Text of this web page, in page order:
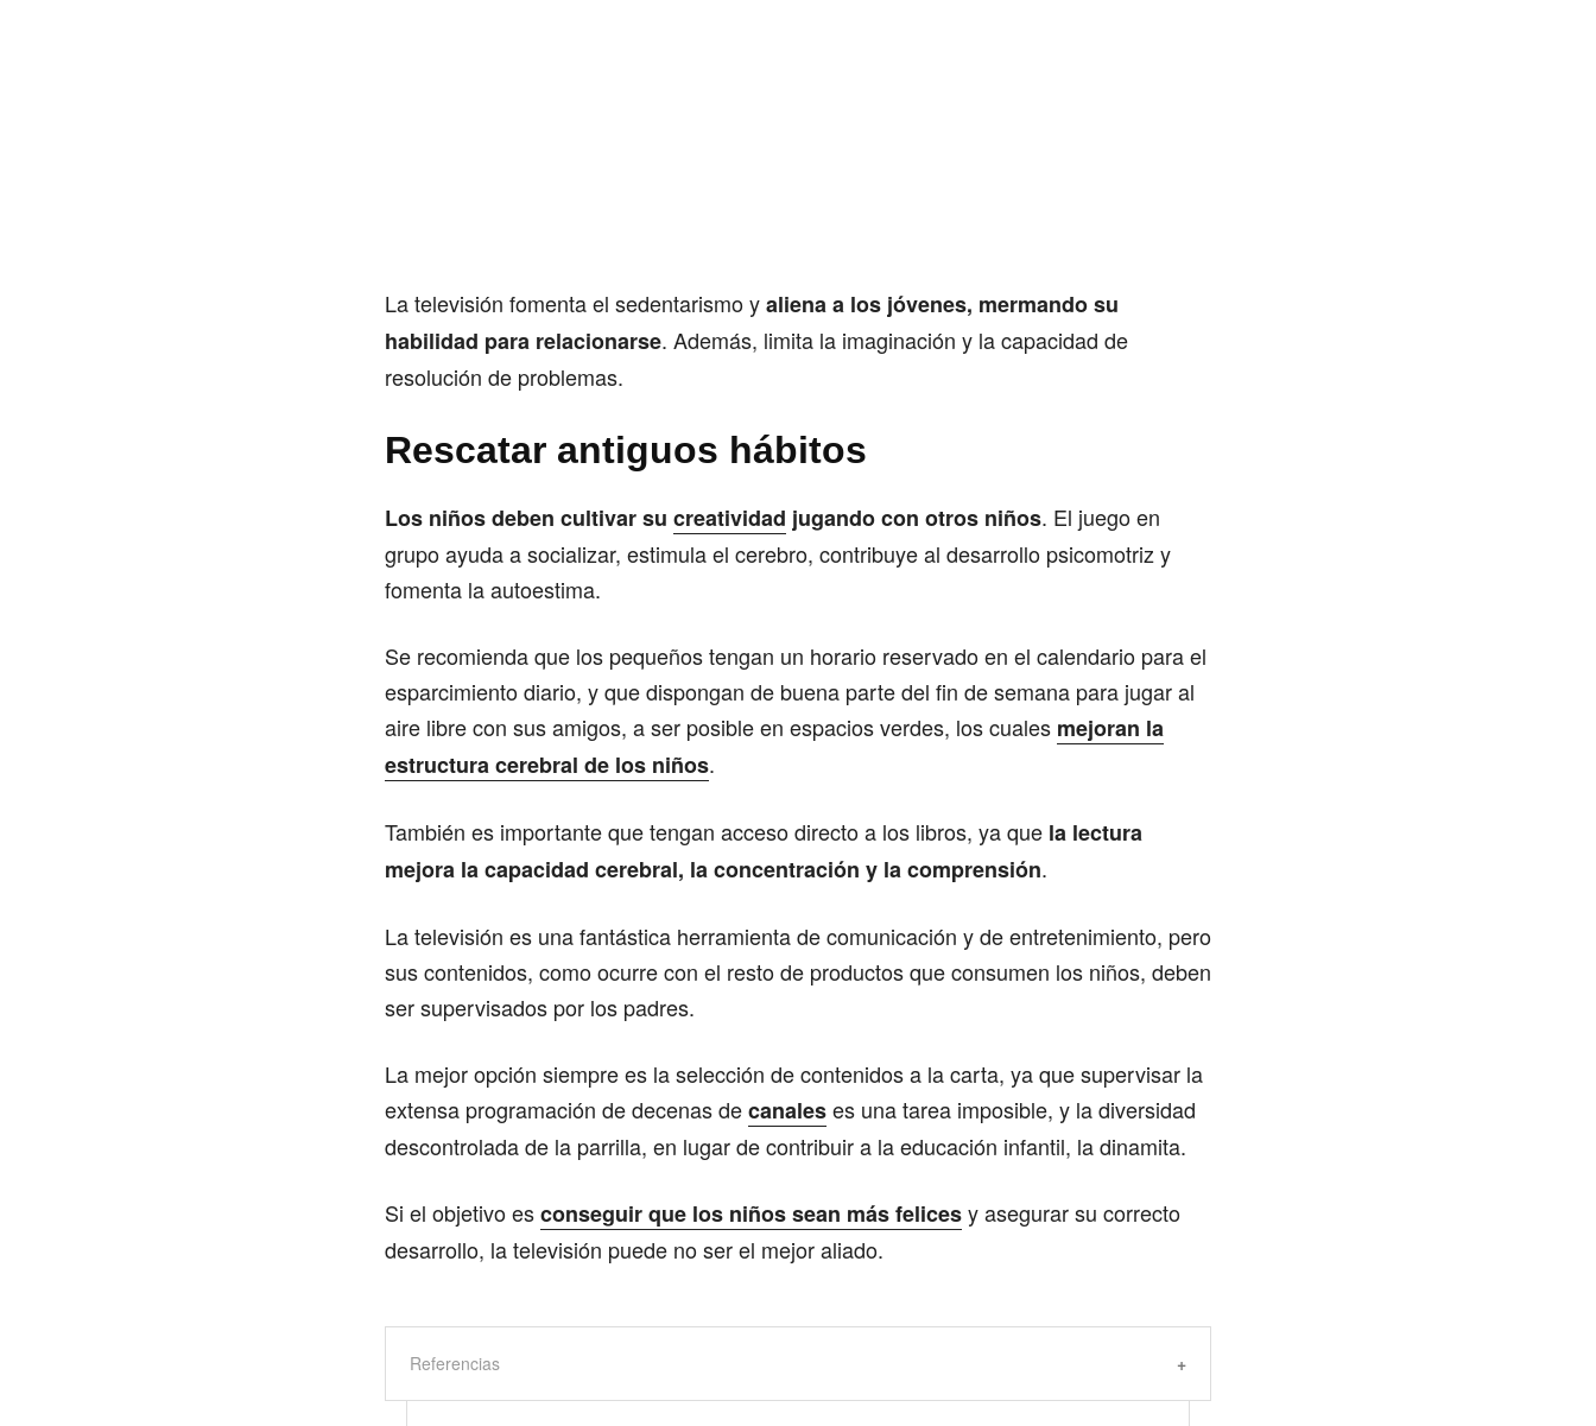
La televisión fomenta el sedentarismo yaliena a los jóvenes, mermando su
habilidad para relacionarse. Además, limita la imaginación y la capacidad de
resolución de problemas.
Rescatar antiguos hábitos
Los niños deben cultivar su creatividad jugando con otros niños. El juego en
grupo ayuda a socializar, estimula el cerebro, contribuye al desarrollo psicomotriz y
fomenta la autoestima.
Se recomienda que los pequeños tengan un horario reservado en el calendario para el
esparcimiento diario, y que dispongan de buena parte del fin de semana para jugar al
aire libre con sus amigos, a ser posible en espacios verdes, los cuales mejoran la
estructura cerebral de los niños.
También es importante que tengan acceso directo a los libros, ya que la lectura
mejora la capacidad cerebral, la concentración y la comprensión.
La televisión es una fantástica herramienta de comunicación y de entretenimiento, pero
sus contenidos, como ocurre con el resto de productos que consumen los niños, deben
ser supervisados por los padres.
La mejor opción siempre es la selección de contenidos a la carta, ya que supervisar la
extensa programación de decenas decanaleses una tarea imposible, y la diversidad
descontrolada de la parrilla, en lugar de contribuir a la educación infantil, la dinamita.
Si el objetivo esconseguir que los niños sean más felicesy asegurar su correcto
desarrollo, la televisión puede no ser el mejor aliado.
Referencias